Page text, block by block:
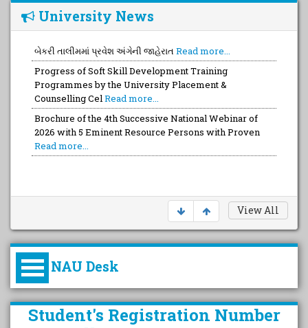
University News
બેકરી તાલીમમાં પ્રવેશ અંગેની જાહેરાત Read more...
Progress of Soft Skill Development Training
Programmes by the University Placement &
Counselling CelRead more...
Brochure of the 4th Successive National Webinar of
2026 with 5 Eminent Resource Persons with Proven
Read more...
View All
NAU Desk
કુલપતિની પરિવર્તનકારી પહેલનું
વિહંગાવલોકન (ઓક્ટોબર ૨૦૨૦-૨૦૨૫)
Student's Registration Number